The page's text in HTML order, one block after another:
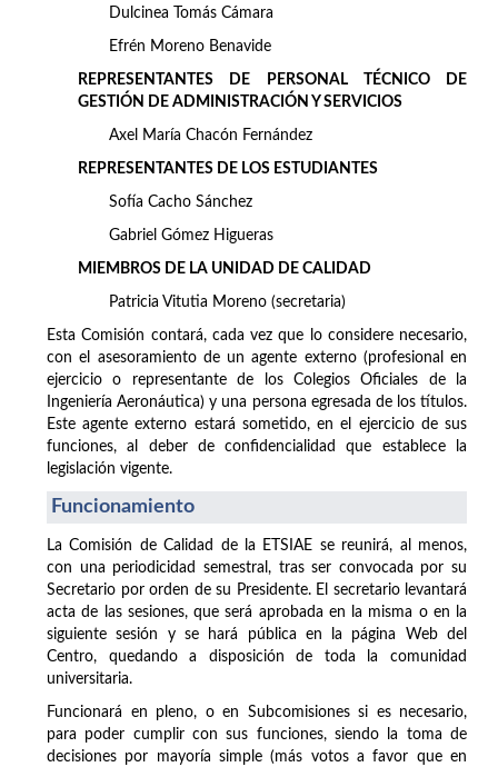
Dulcinea Tomás Cámara
Efrén Moreno Benavide
REPRESENTANTES DE PERSONAL TÉCNICO DE
GESTIÓN DE ADMINISTRACIÓN Y SERVICIOS
Axel María Chacón Fernández
REPRESENTANTES DE LOS ESTUDIANTES
Sofía Cacho Sánchez
Gabriel Gómez Higueras
MIEMBROS DE LA UNIDAD DE CALIDAD
Patricia Vitutia Moreno (secretaria)
Esta Comisión contará, cada vez que lo considere necesario,
con el asesoramiento de un agente externo (profesional en
ejercicio o representante de los Colegios Oficiales de la
Ingeniería Aeronáutica) y una persona egresada de los títulos.
Este agente externo estará sometido, en el ejercicio de sus
funciones, al deber de confidencialidad que establece la
legislación vigente.
Funcionamiento
La Comisión de Calidad de la ETSIAE se reunirá, al menos,
con una periodicidad semestral, tras ser convocada por su
Secretario por orden de su Presidente. El secretario levantará
acta de las sesiones, que será aprobada en la misma o en la
siguiente sesión y se hará pública en la página Web del
Centro, quedando a disposición de toda la comunidad
universitaria.
Funcionará en pleno, o en Subcomisiones si es necesario,
para poder cumplir con sus funciones, siendo la toma de
decisiones por mayoría simple (más votos a favor que en